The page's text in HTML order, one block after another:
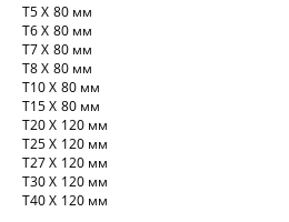
T5 X 80 мм
T6 X 80 мм
T7 X 80 мм
T8 X 80 мм
T10 X 80 мм
T15 X 80 мм
T20 X 120 мм
T25 X 120 мм
T27 X 120 мм
T30 X 120 мм
T40 X 120 мм